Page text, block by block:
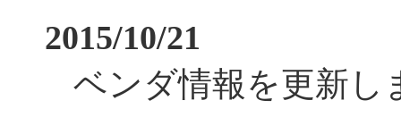
2015/10/21
ベンダ情報を更新し